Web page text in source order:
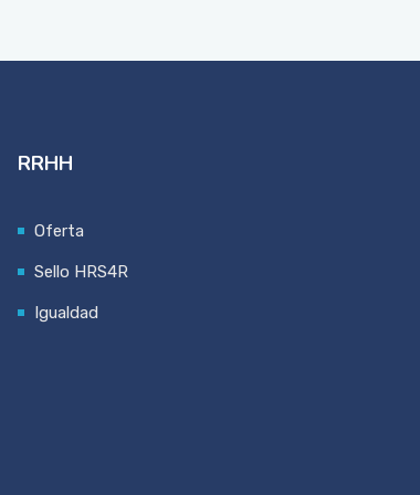
RRHH
Oferta
Sello HRS4R
Igualdad